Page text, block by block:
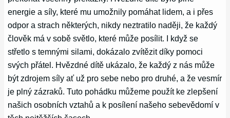
energie a síly, které mu umožnily pomáhat lidem, a i přes
odpor a strach některých, nikdy neztratilo naději, že každý
člověk má v sobě světlo, které může posílit. I když se
střetlo s temnými silami, dokázalo zvítězit díky pomoci
svých přátel. Hvězdné dítě ukázalo, že každý z nás může
být zdrojem síly ať už pro sebe nebo pro druhé, a že vesmír
je plný zázraků. Tuto pohádku můžeme použít ke zlepšení
našich osobních vztahů a k posílení našeho sebevědomí v